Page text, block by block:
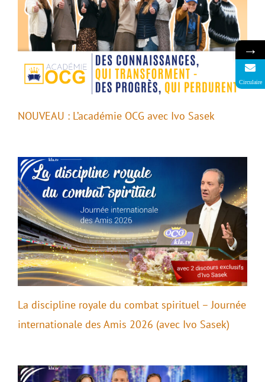
NOUVEAU : L’académie OCG avec Ivo Sasek
La discipline royale du combat spirituel – Journée
internationale des Amis 2026 (avec Ivo Sasek)
→
Circulaire